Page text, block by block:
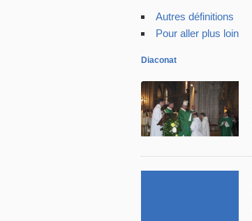
Autres définitions
Pour aller plus loin
Diaconat